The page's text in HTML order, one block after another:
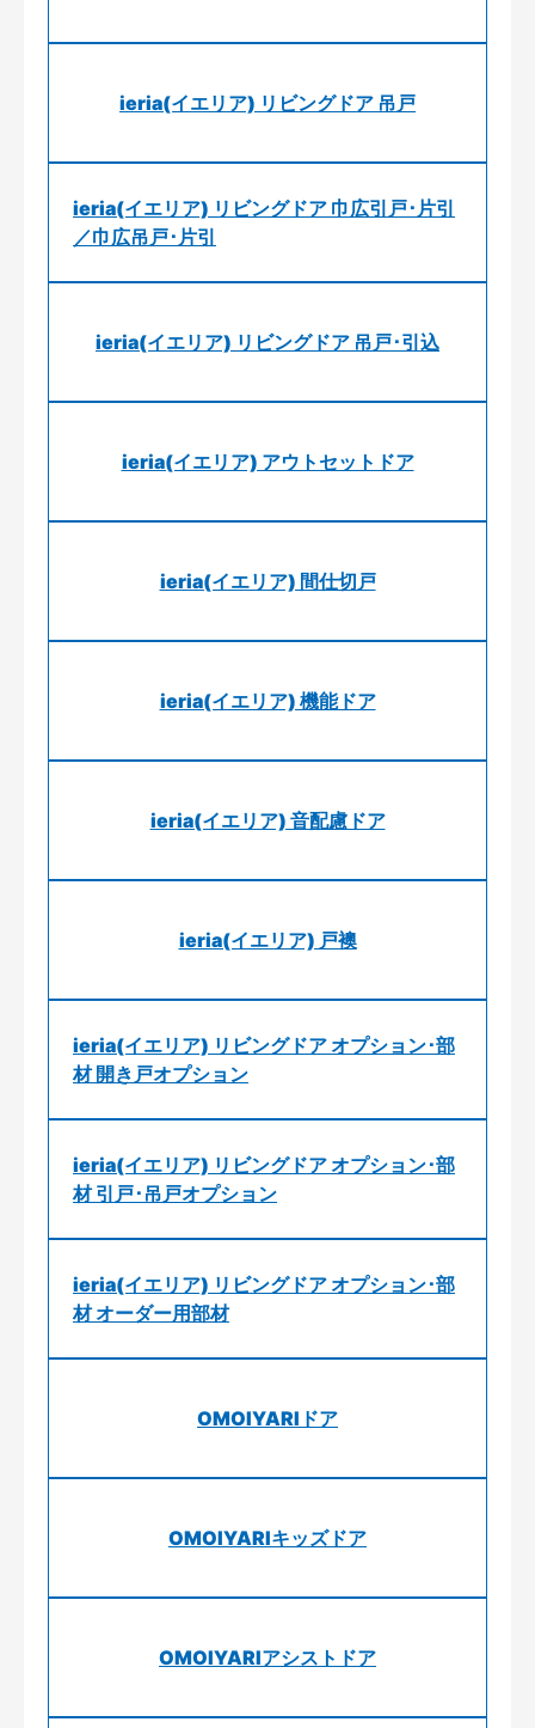
ieria(イエリア) リビングドア 吊戸
ieria(イエリア) リビングドア 巾広引戸･片引
／巾広吊戸･片引
ieria(イエリア) リビングドア 吊戸･引込
ieria(イエリア) アウトセットドア
ieria(イエリア) 間仕切戸
ieria(イエリア) 機能ドア
ieria(イエリア) 音配慮ドア
ieria(イエリア) 戸襖
ieria(イエリア) リビングドア オプション･部
材 開き戸オプション
ieria(イエリア) リビングドア オプション･部
材 引戸･吊戸オプション
ieria(イエリア) リビングドア オプション･部
材 オーダー用部材
OMOIYARIドア
OMOIYARIキッズドア
OMOIYARIアシストドア